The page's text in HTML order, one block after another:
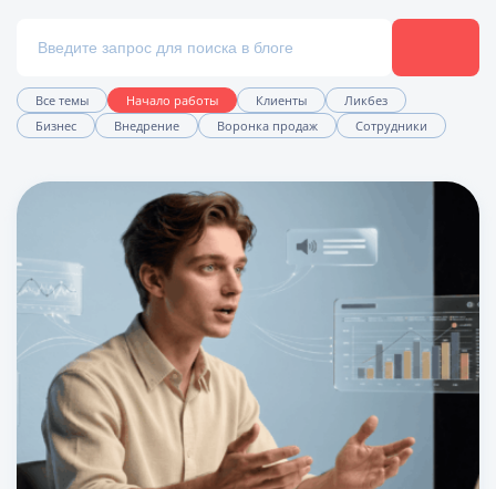
Все темы Начало работы Клиенты
Ликбез
Бизнес
Внедрение Воронка продаж Сотрудники